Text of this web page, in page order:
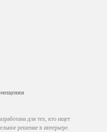
для тех, кто ищет
решение в интерьере.